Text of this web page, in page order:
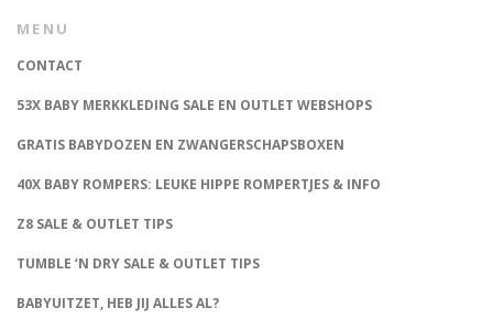
MENU
CONTACT
53X BABY MERKKLEDING SALE EN OUTLET WEBSHOPS
GRATIS BABYDOZEN EN ZWANGERSCHAPSBOXEN
40X BABY ROMPERS: LEUKE HIPPE ROMPERTJES & INFO
Z8 SALE & OUTLET TIPS
TUMBLE ‘N DRY SALE & OUTLET TIPS
BABYUITZET, HEB JIJ ALLES AL?